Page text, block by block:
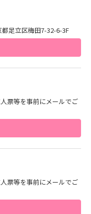
足立区梅田7-32-6-3F
票等を事前にメールでご
票等を事前にメールでご